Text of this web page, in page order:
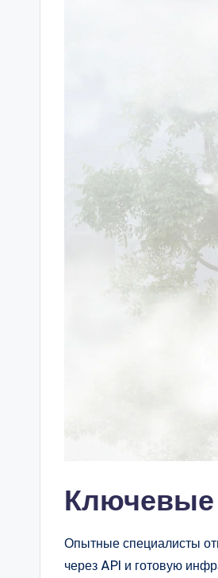
Ключевые
Опытные специалисты
через API и готовую